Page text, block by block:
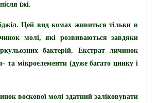
їжі.
Цей вид комах живиться тільки в
молі, які розвиваються завдяки
бактерій. Екстрат личинок
та мікроелементи (дуже багато цинку і
воскової молі здатний заліковувати